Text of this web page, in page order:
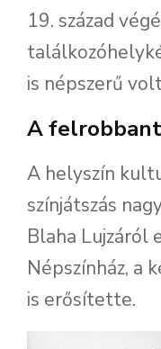
19. század
is népszerű
A
A helyszín
színjátszás
Blaha
Népszínház, a
is erősítette.